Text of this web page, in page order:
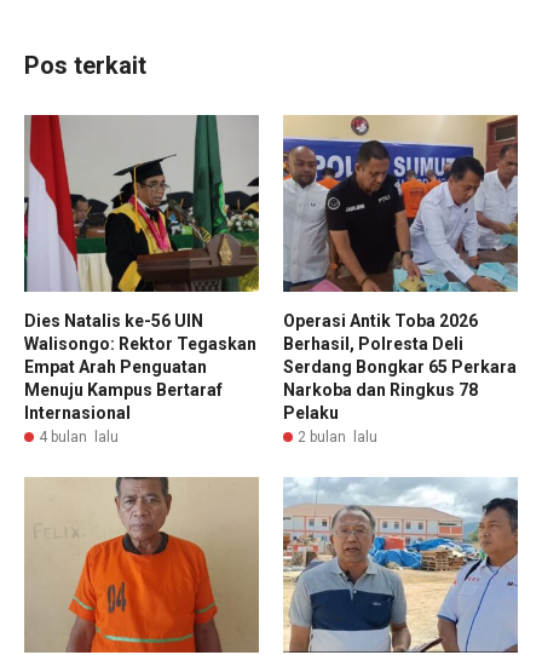
Pos terkait
Dies Natalis ke-56 UIN
Walisongo: Rektor Tegaskan
Empat Arah Penguatan
Menuju Kampus Bertaraf
Internasional
4 bulan lalu
Operasi Antik Toba 2026
Berhasil, Polresta Deli
Serdang Bongkar 65 Perkara
Narkoba dan Ringkus 78
Pelaku
2 bulan lalu